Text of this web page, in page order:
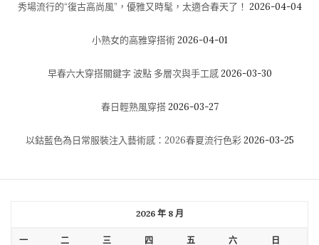
秀場流行的“復古高尚風”，優雅又時髦，太適合春天了！ 2026-04-04
小熟女的高雅穿搭術 2026-04-01
早春六大穿搭關鍵字 波點 多層次與手工感 2026-03-30
春日輕熟風穿搭 2026-03-27
以鈷藍色為日常服裝注入藝術感：2026春夏流行色彩 2026-03-25
2026 年 8 月
一 二 三 四 五 六 日